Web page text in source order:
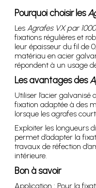
Pourquoi choisir les
Les Agrafes VX par 1000
fixations régulières et
leur épaisseur du fil de
matériau en acier
répondent à un usage
Les avantages des
Utiliser l’acier
fixation adaptée à des
lorsque les agrafes
Exploiter les longueurs
permet d’adapter la
travaux de réfection
intérieure.
Bon à savoir
Application : Pour la